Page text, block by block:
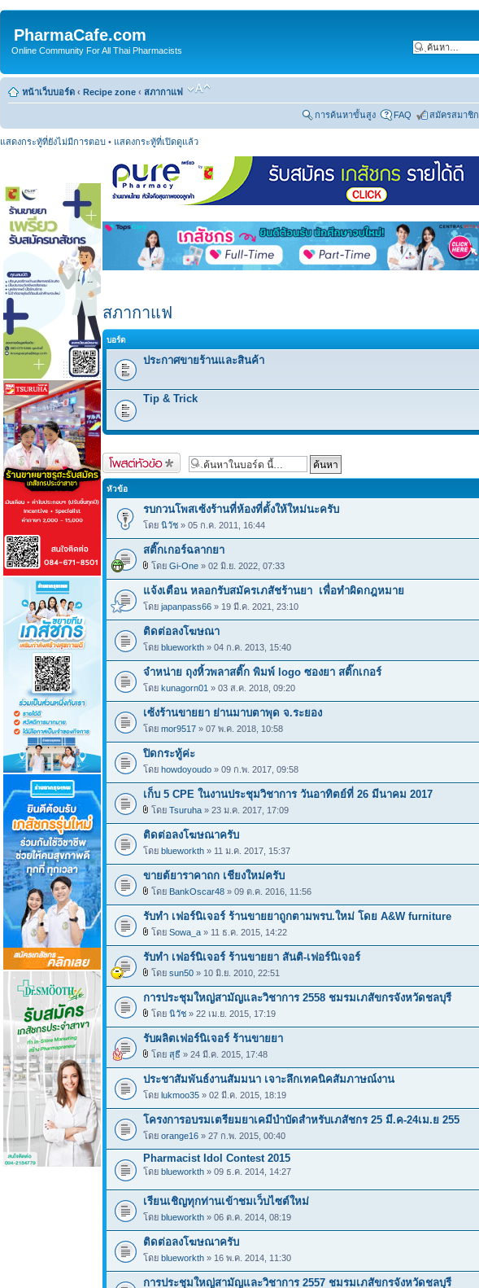
PharmaCafe.com
Online Community For All Thai Pharmacists
หน้าเว็บบอร์ด ‹ Recipe zone ‹ สภากาแฟ
การค้นหาขั้นสูง FAQ สมัครสมาชิก
แสดงกระทู้ที่ยังไม่มีการตอบ • แสดงกระทู้ที่เปิดดูแล้ว
สภากาแฟ
บอร์ด
ประกาศขายร้านและสินค้า
Tip & Trick
ตั้งกระทู้ใหม่
หัวข้อ
รบกวนโพสเซ้งร้านที่ห้องที่ตั้งให้ใหม่นะครับ
โดย นิวัช » 05 ก.ค. 2011, 16:44
สติ๊กเกอร์ฉลากยา
โดย Gi-One » 02 มิ.ย. 2022, 07:33
แจ้งเตือน​ หลอกรับสมัครเภสัชร้านยา เพื่อทำผิดกฎหมาย
โดย japanpass66 » 19 มี.ค. 2021, 23:10
ติดต่อลงโฆษณา
โดย blueworkth » 04 ก.ค. 2013, 15:40
จำหน่าย ถุงหิ้วพลาสติ๊ก พิมพ์ logo ซองยา สติ๊กเกอร์
โดย kunagorn01 » 03 ส.ค. 2018, 09:20
เซ้งร้านขายยา ย่านมาบตาพุด จ.ระยอง
โดย mor9517 » 07 พ.ค. 2018, 10:58
ปิดกระทู้ค่ะ
โดย howdoyoudo » 09 ก.พ. 2017, 09:58
เก็บ 5 CPE ในงานประชุมวิชาการ วันอาทิตย์ที่ 26 มีนาคม 2017
โดย Tsuruha » 23 ม.ค. 2017, 17:09
ติดต่อลงโฆษณาครับ
โดย blueworkth » 11 ม.ค. 2017, 15:37
ขายต้ยาราคาถก เชียงใหม่ครับ
โดย BankOscar48 » 09 ต.ค. 2016, 11:56
รับทำ เฟอร์นิเจอร์ ร้านขายยาถูกตามพรบ.ใหม่ โดย A&W furniture
โดย Sowa_a » 11 ธ.ค. 2015, 14:22
รับทำ เฟอร์นิเจอร์ ร้านขายยา สันติ-เฟอร์นิเจอร์
โดย sun50 » 10 มิ.ย. 2010, 22:51
การประชุมใหญ่สามัญและวิชาการ 2558 ชมรมเภสัขกรจังหวัดชลบุรี
โดย นิวัช » 22 เม.ย. 2015, 17:19
รับผลิตเฟอร์นิเจอร์ ร้านขายยา
โดย สุธี » 24 มี.ค. 2015, 17:48
ประชาสัมพันธ์งานสัมมนา เจาะลึกเทคนิคสัมภาษณ์งาน
โดย lukmoo35 » 02 มี.ค. 2015, 18:19
โครงการอบรมเตรียมยาเคมีบำบัดสำหรับเภสัชกร 25 มี.ค-24เม.ย 255
โดย orange16 » 27 ก.พ. 2015, 00:40
Pharmacist Idol Contest 2015
โดย blueworkth » 09 ธ.ค. 2014, 14:27
เรียนเชิญทุกท่านเข้าชมเว็บไซต์ใหม่
โดย blueworkth » 06 ต.ค. 2014, 08:19
ติดต่อลงโฆษณาครับ
โดย blueworkth » 16 พ.ค. 2014, 11:30
การประชุมใหญ่สามัญและวิชาการ 2557 ชมรมเภสัขกรจังหวัดชลบุรี